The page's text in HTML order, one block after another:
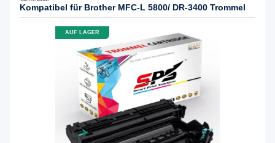
Kompatibel für Brother MFC-L 5800/ DR-3400 Trommel
AUF LAGER